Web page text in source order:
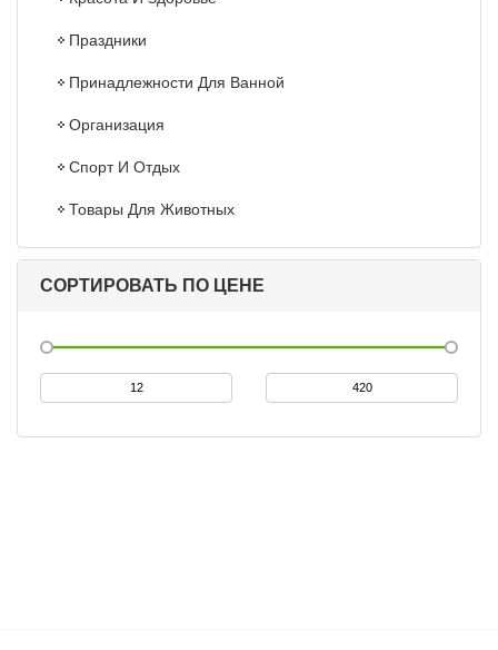
Праздники
Принадлежности Для Ванной
Организация
Спорт И Отдых
Товары Для Животных
СОРТИРОВАТЬ ПО ЦЕНЕ